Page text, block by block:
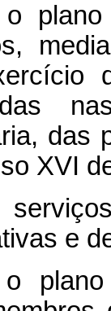
das
XVI
e
plano